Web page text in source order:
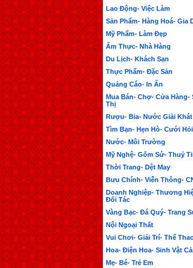
Lao Động- Việc Làm
Sản Phẩm- Hàng Hoá- Gia
Mỹ Phẩm- Làm Đẹp
Ẩm Thực- Nhà Hàng
Du Lịch- Khách Sạn
Thực Phẩm- Đặc Sản
Quảng Cáo- In Ấn
Mua Bán- Chợ- Cửa Hàng-
Thị
Rượu- Bia- Nước Giải Khát
Tìm Bạn- Hẹn Hò- Cưới Hỏi
Nước- Môi Trường
Mỹ Nghệ- Gốm Sứ- Thuỷ
Thời Trang- Dệt May
Bưu Chính- Viễn Thông-
Doanh Nghiệp- Thương
Đối Tác
Vàng Bạc- Đá Quý- Trang
Nội Ngoại Thất
Vui Chơi- Giải Trí- Thể
Hoa- Điện Hoa- Sinh Vật
Mẹ- Bé- Trẻ Em